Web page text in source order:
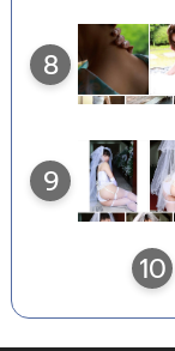
8
9
10